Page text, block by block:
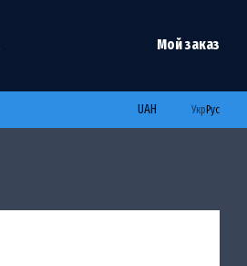
Мой заказ
UAH Укр Рус